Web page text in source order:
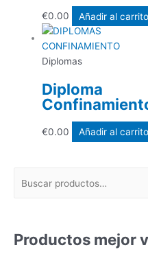
€0.00 Añadir al carrito
Diplomas
Diploma
€0.00 Añadir al carrito
Productos mejor